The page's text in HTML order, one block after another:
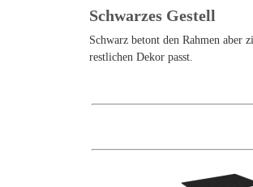
Schwarzes Gestell
Schwarz betont den Rahmen aber
restlichen Dekor passt.